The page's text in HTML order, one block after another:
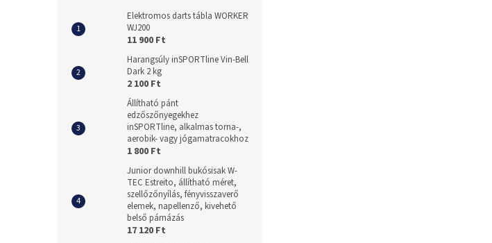
Elektromos darts tábla WORKER
WJ200
11 900 Ft
Harangsúly inSPORTline Vin-Bell
Dark 2 kg
2 100 Ft
Állítható pánt
edzőszőnyegekhez
inSPORTline, alkalmas torna-,
aerobik- vagy jógamatracokhoz
1 800 Ft
Junior downhill bukósisak W-
TEC Estreito, állítható méret,
szellőzőnyílás, fényvisszaverő
elemek, napellenző, kivehető
belső párnázás
17 120 Ft